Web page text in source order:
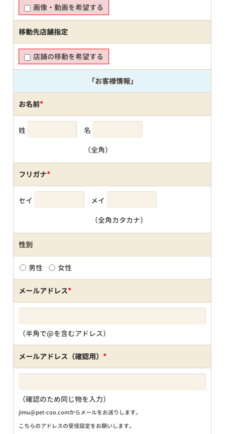
画像・動画を希望する
移動先店舗指定
店舗の移動を希望する
「お客様情報」
お名前*
姓 名
（全角）
フリガナ*
セイ メイ
（全角カタカナ）
性別
男性 女性
メールアドレス*
（半角で@を含むアドレス）
メールアドレス（確認用） *
（確認のため同じ物を入力）
jimu@pet-coo.comからメールをお送りします。
こちらのアドレスの受信設定をお願いします。